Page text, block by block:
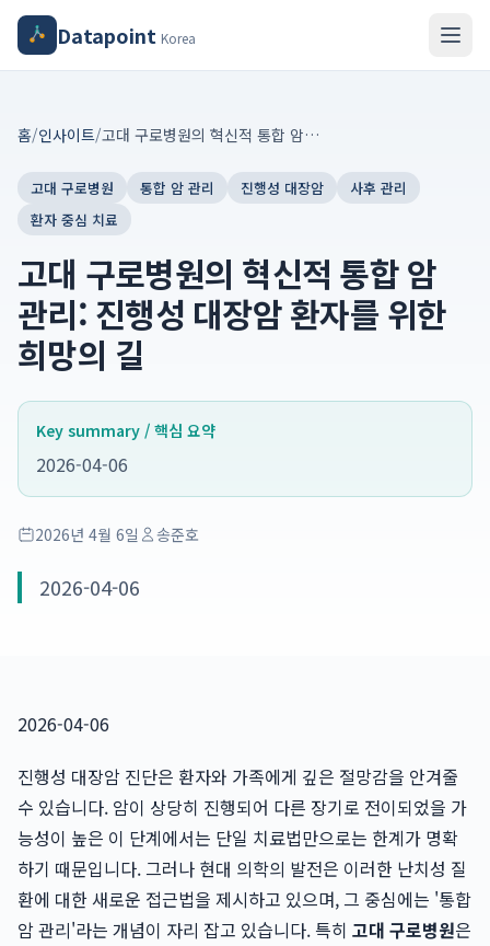
Datapoint Korea
홈/인사이트/ 고대 구로병원의 혁신적 통합 암 관리: 진행성 대장암 환자를 위한 희망의 길
고대 구로병원 통합 암 관리 진행성 대장암
사후 관리
환자 중심 치료
고대 구로병원의 혁신적 통합 암
관리: 진행성 대장암 환자를 위한
희망의 길
Key summary / 핵심 요약
2026-04-06
2026년 4월 6일 송준호
2026-04-06
2026-04-06
진행성 대장암 진단은 환자와 가족에게 깊은 절망감을 안겨줄
수 있습니다. 암이 상당히 진행되어 다른 장기로 전이되었을 가
능성이 높은 이 단계에서는 단일 치료법만으로는 한계가 명확
하기 때문입니다. 그러나 현대 의학의 발전은 이러한 난치성 질
환에 대한 새로운 접근법을 제시하고 있으며, 그 중심에는 '통합
암 관리'라는 개념이 자리 잡고 있습니다. 특히 고대 구로병원은